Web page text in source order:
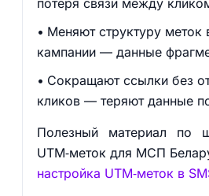
потеря связи между
Меняют структуру меток
кампании — данные
Сокращают ссылки без
кликов — теряют данные
Полезный материал по
UTM‑меток для МСП
настройка UTM‑меток в